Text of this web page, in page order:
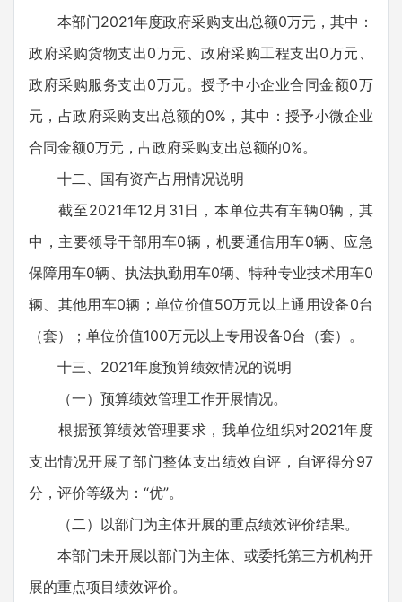
本部门2021年度政府采购支出总额0万元，其中：
政府采购货物支出0万元、政府采购工程支出0万元、
政府采购服务支出0万元。授予中小企业合同金额0万
元，占政府采购支出总额的0%，其中：授予小微企业
合同金额0万元，占政府采购支出总额的0%。
十二、国有资产占用情况说明
截至2021年12月31日，本单位共有车辆0辆，其
中，主要领导干部用车0辆，机要通信用车0辆、应急
保障用车0辆、执法执勤用车0辆、特种专业技术用车0
辆、其他用车0辆；单位价值50万元以上通用设备0台
（套）；单位价值100万元以上专用设备0台（套）。
十三、2021年度预算绩效情况的说明
（一）预算绩效管理工作开展情况。
根据预算绩效管理要求，我单位组织对2021年度
支出情况开展了部门整体支出绩效自评，自评得分97
分，评价等级为：“优”。
（二）以部门为主体开展的重点绩效评价结果。
本部门未开展以部门为主体、或委托第三方机构开
展的重点项目绩效评价。